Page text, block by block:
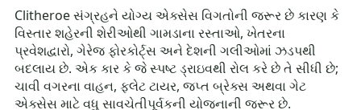
Clitheroe સંગ્રહને યોગ્ય એક્સેસ વિગતોની જરૂર છે કારણ કે
વિસ્તાર શહેરની શેરીઓથી ગામડાના રસ્તાઓ, ખેતરના
પ્રવેશદ્વારો, ગેરેજ ફોરકોર્ટ્સ અને દેશની ગલીઓમાં ઝડપથી
બદલાય છે. એક કાર કે જે સ્પષ્ટ ડ્રાઇવથી રોલ કરે છે તે સીધી છે;
ચાવી વગરના વાહન, ફ્લેટ ટાયર, જપ્ત બ્રેક્સ અથવા ગેટ
એક્સેસ માટે વધુ સાવચેતીપૂર્વકની યોજનાની જરૂર છે.